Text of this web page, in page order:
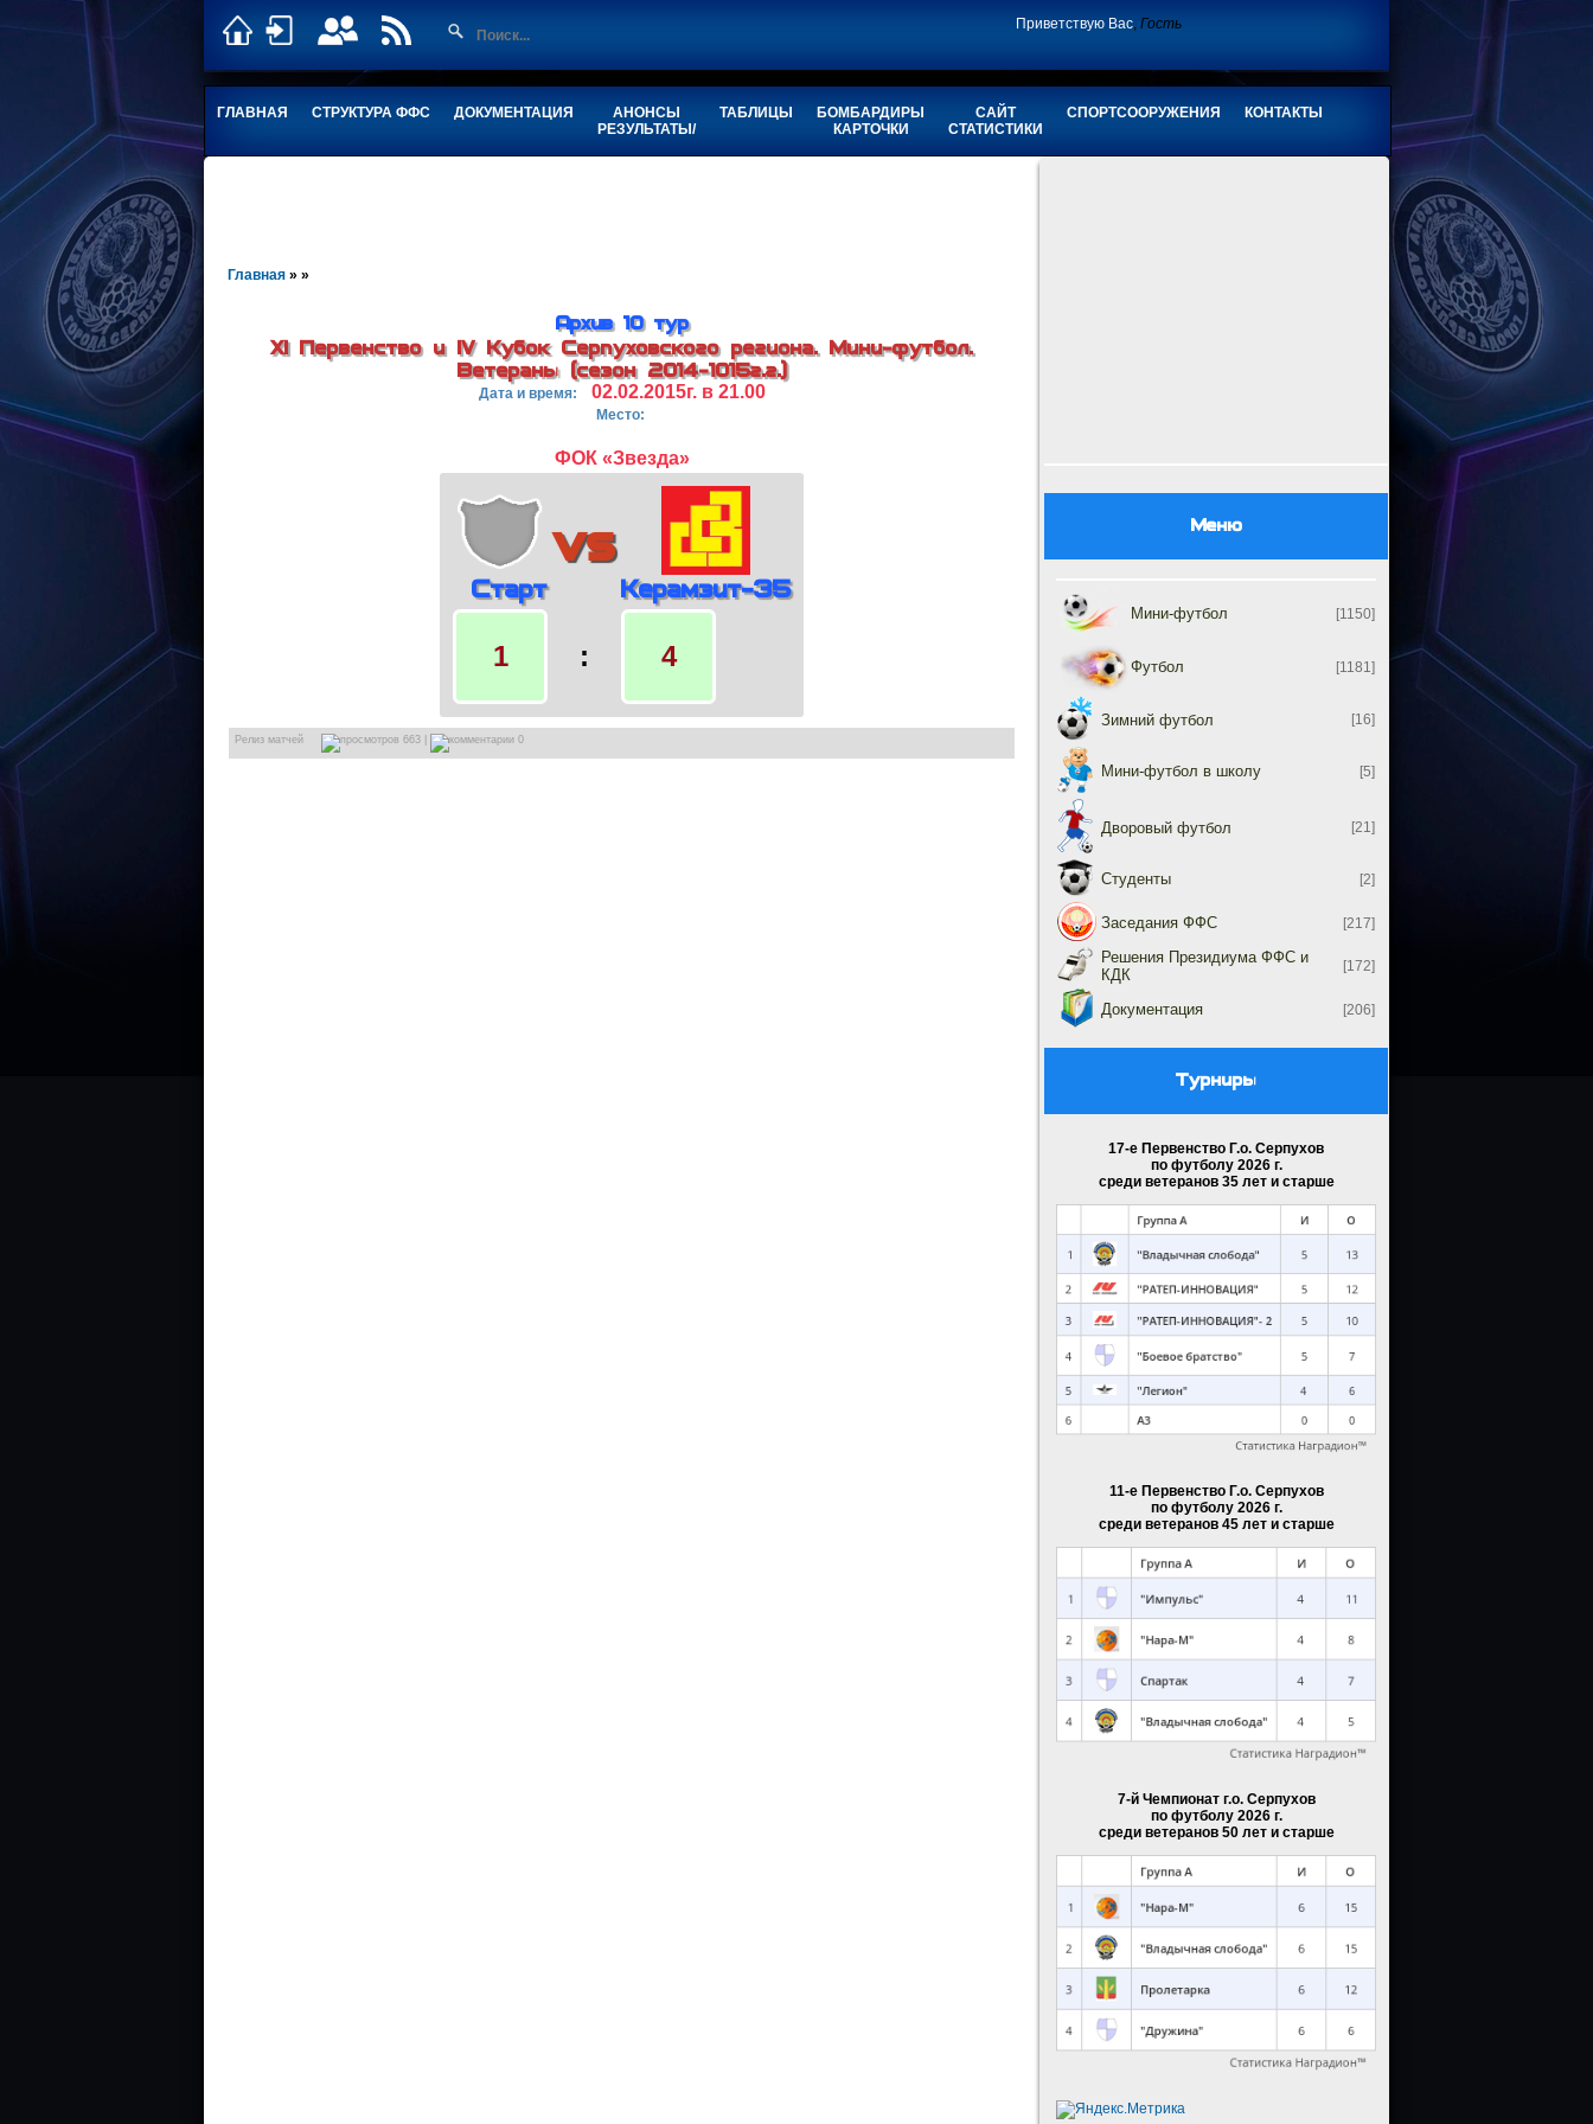
Приветствую Вас,Гость
ГЛАВНАЯ СТРУКТУРА ФФС ДОКУМЕНТАЦИЯ
АНОНСЫ
РЕЗУЛЬТАТЫ/
ТАБЛИЦЫ
БОМБАРДИРЫ
КАРТОЧКИ
САЙТ
СТАТИСТИКИ
СПОРТСООРУЖЕНИЯ КОНТАКТЫ
Главная » »
Архив 10 тур
XI Первенство и IV Кубок Серпуховского региона. Мини-футбол.
Ветераны (сезон 2014-1015г.г.)
Дата и время: 02.02.2015г. в 21.00
Место:
ФОК «Звезда»
Старт
vs
Керамзит-35
1 : 4
Релиз матчей 663 | 0
Меню
Мини-футбол [1150]
Футбол [1181]
Зимний футбол [16]
Мини-футбол в школу [5]
Дворовый футбол [21]
Студенты [2]
Заседания ФФС [217]
Решения Президиума ФФС и
КДК
[172]
Документация [206]
Турниры
17-е Первенство Г.о. Серпухов
по футболу 2026 г.
среди ветеранов 35 лет и старше
11-е Первенство Г.о. Серпухов
по футболу 2026 г.
среди ветеранов 45 лет и старше
7-й Чемпионат г.о. Серпухов
по футболу 2026 г.
среди ветеранов 50 лет и старше